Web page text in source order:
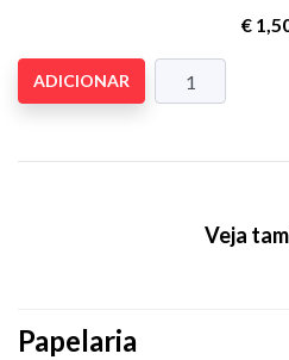
€
ADICIONAR
Veja
Papelaria